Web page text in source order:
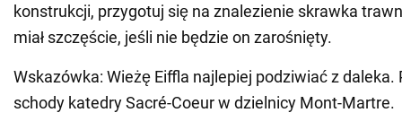
konstrukcji, przygotuj się na znalezienie skrawka
miał szczęście, jeśli nie będzie on zarośnięty.
Wskazówka: Wieżę Eiffla najlepiej podziwiać z
schody katedry Sacré-Coeur w dzielnicy Mont-Martre.